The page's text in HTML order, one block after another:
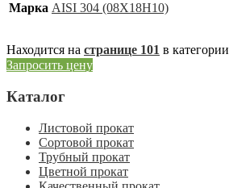
Марка AISI 304 (08Х18Н10)
Находится на странице 101 в категории
Запросить цену
Каталог
Листовой прокат
Сортовой прокат
Трубный прокат
Цветной прокат